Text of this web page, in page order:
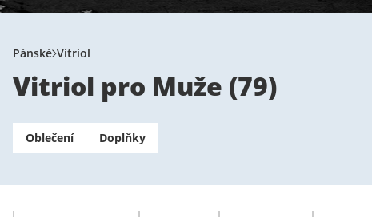
Pánské Vitriol
Vitriol pro Muže (79)
Oblečení Doplňky